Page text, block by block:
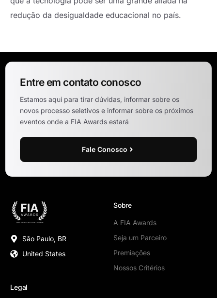
redução da desigualdade educacional no país.
Entre em contato conosco
Estamos aqui para tirar dúvidas, informar sobre os
novos processo seletivos e informar sobre os próximos
eventos onde a FIA Awards estará
Fale Conosco
São Paulo, BR
United States
Sobre
A FIA Awards
Seja um Parceiro
Premiações
Nossos Critérios
Legal